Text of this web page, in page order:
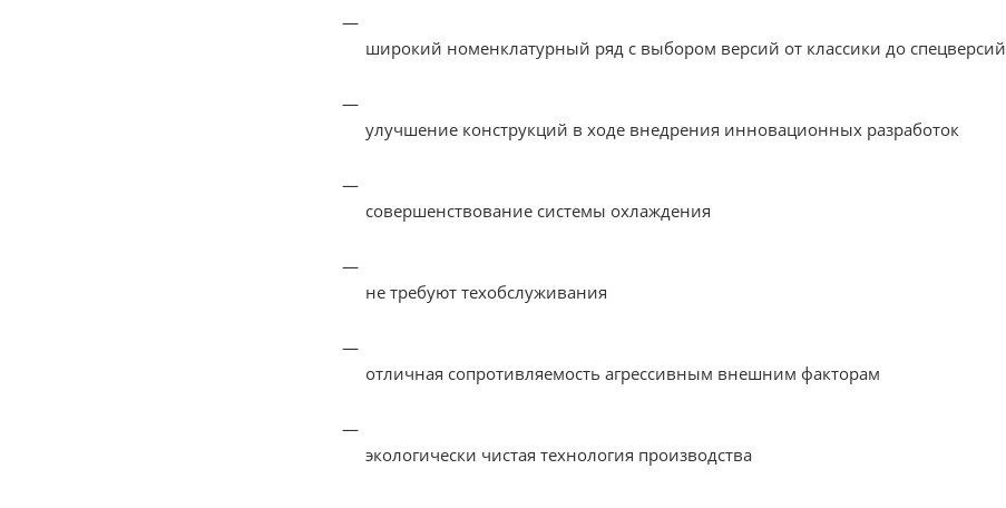
широкий номенклатурный ряд с выбором версий от классики до спецверсий
улучшение конструкций в ходе внедрения инновационных разработок
совершенствование системы охлаждения
не требуют техобслуживания
отличная сопротивляемость агрессивным внешним факторам
экологически чистая технология производства